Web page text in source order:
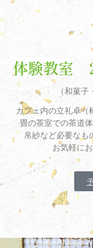
体験教室
（和菓
カフェ内の立礼卓（
畳の茶室での茶道
帛紗など必要なも
お気軽に